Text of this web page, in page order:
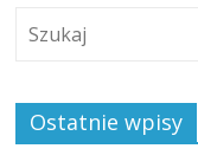
Ostatnie wpisy